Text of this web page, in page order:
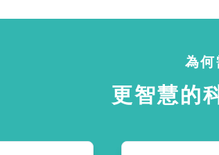
為
更智慧的